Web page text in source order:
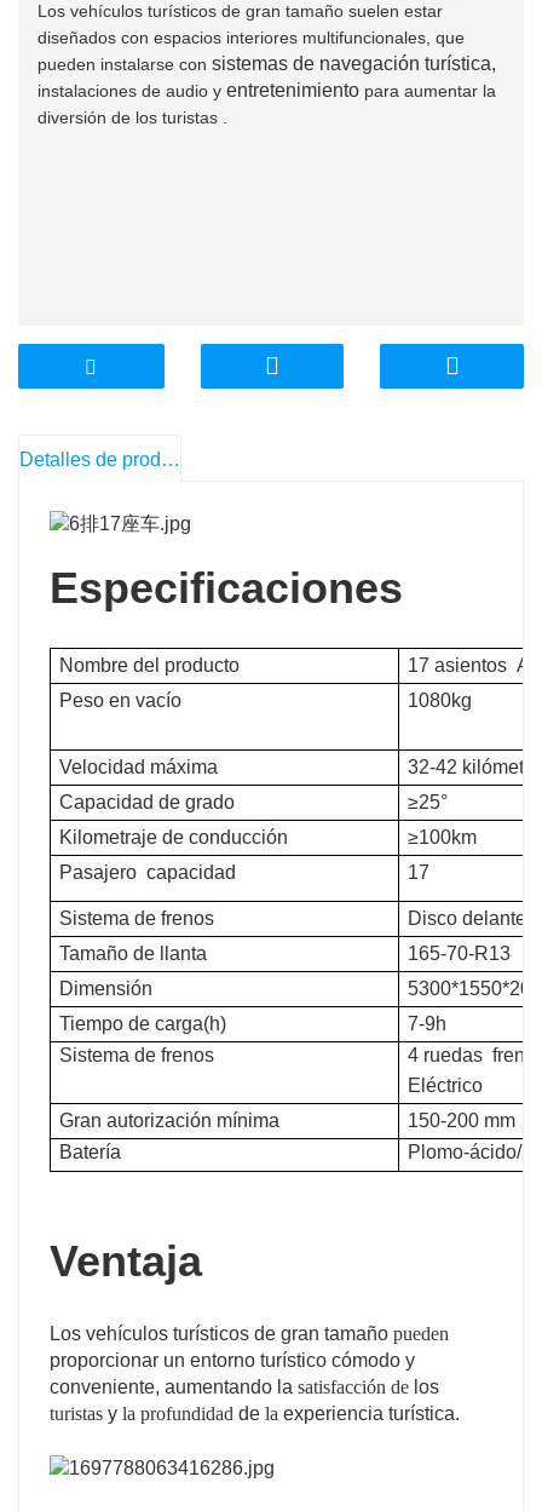
Los vehículos turísticos de gran tamaño suelen estar
diseñados con espacios interiores multifuncionales, que
pueden instalarse con sistemas de navegación turística,
instalaciones de audio y entretenimiento para aumentar la
diversión de los turistas
Detalles de producto
Especificaciones
Nombre del producto 17 asientos
Peso en vacío
1080kg
Velocidad máxima
32-42
Capacidad de grado
≥25°
Kilometraje de conducción
≥100km
Pasajero capacidad 17
Sistema de frenos
Disco
Tamaño de llanta
165-70-R13
Dimensión
Tiempo de carga(h)
7-9h
Sistema de frenos
4 ruedas freno
Eléctrico
Gran autorización mínima
150-200 mm
Batería
Plomo-ácido/
Ventaja
Los vehículos turísticos de gran tamaño pueden
proporcionar un entorno turístico cómodo y
conveniente, aumentando la satisfacción de los
turistas y la profundidad de la experiencia turística.